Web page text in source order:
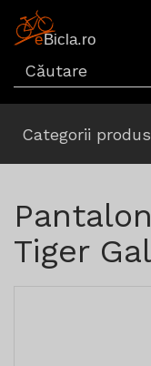
Categorii
Tiger